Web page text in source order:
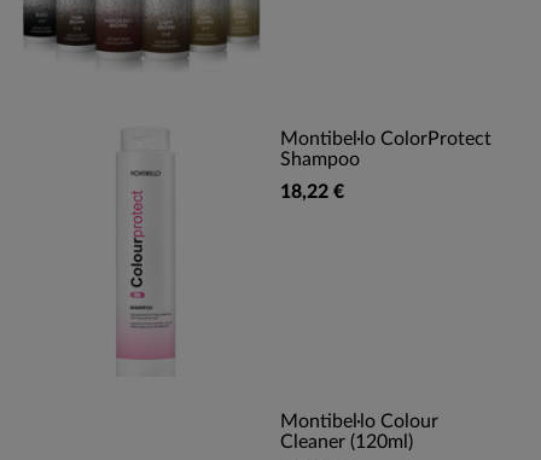
Montibel·lo ColorProtect
Shampoo
18,22 €
Montibel·lo Colour
Cleaner (120ml)